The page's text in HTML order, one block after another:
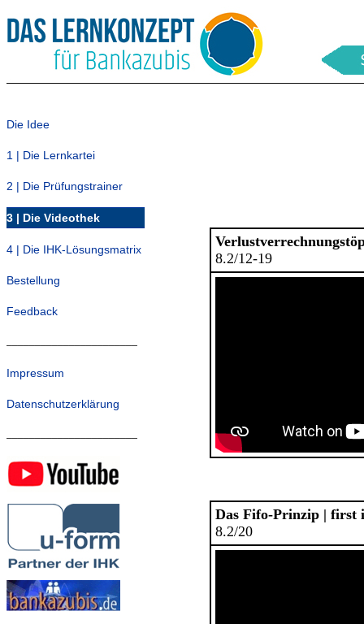
Die Idee
1 | Die Lernkartei
2 | Die Prüfungstrainer
3 | Die Videothek
4 | Die IHK-Lösungsmatrix
Bestellung
Feedback
Impressum
Datenschutzerklärung
8.2/12-19
Das Fifo-Prinzip | first
8.2/20